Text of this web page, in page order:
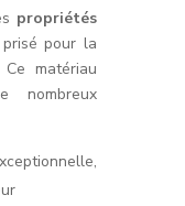
propriétés
pour la
matériau